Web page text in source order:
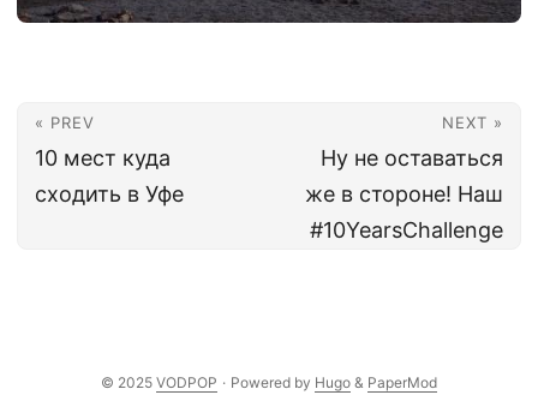
« PREV
10 мест куда
сходить в Уфе
NEXT »
Ну не оставаться
же в стороне! Наш
#10YearsChallenge
© 2025 VODPOP · Powered by Hugo & PaperMod